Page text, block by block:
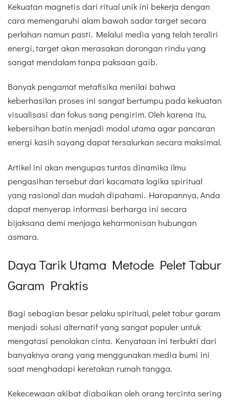
Kekuatan magnetis dari ritual unik ini bekerja dengan
cara memengaruhi alam bawah sadar target secara
perlahan namun pasti. Melalui media yang telah teraliri
energi, target akan merasakan dorongan rindu yang
sangat mendalam tanpa paksaan gaib.
Banyak pengamat metafisika menilai bahwa
keberhasilan proses ini sangat bertumpu pada kekuatan
visualisasi dan fokus sang pengirim. Oleh karena itu,
kebersihan batin menjadi modal utama agar pancaran
energi kasih sayang dapat tersalurkan secara maksimal.
Artikel ini akan mengupas tuntas dinamika ilmu
pengasihan tersebut dari kacamata logika spiritual
yang rasional dan mudah dipahami. Harapannya, Anda
dapat menyerap informasi berharga ini secara
bijaksana demi menjaga keharmonisan hubungan
asmara.
Daya Tarik Utama Metode Pelet Tabur
Garam Praktis
Bagi sebagian besar pelaku spiritual, pelet tabur garam
menjadi solusi alternatif yang sangat populer untuk
mengatasi penolakan cinta. Kenyataan ini terbukti dari
banyaknya orang yang menggunakan media bumi ini
saat menghadapi keretakan rumah tangga.
Kekecewaan akibat diabaikan oleh orang tercinta sering